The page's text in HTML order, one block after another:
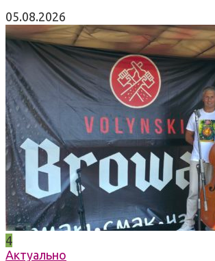
05.08.2026
4
Актуально